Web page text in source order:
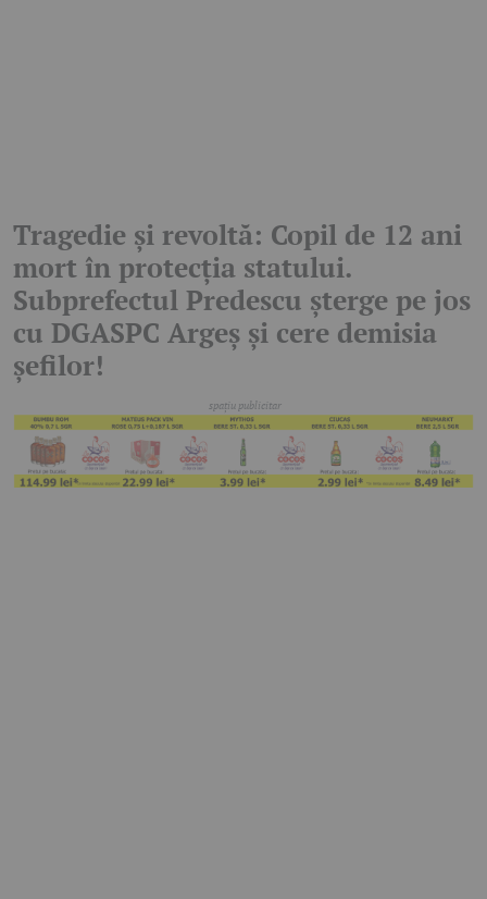
Tragedie și revoltă: Copil de 12 ani
mort în protecția statului.
Subprefectul Predescu șterge pe jos
cu DGASPC Argeș și cere demisia
șefilor!